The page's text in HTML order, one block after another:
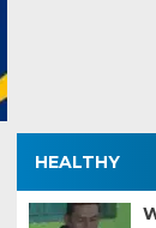
HEALTHY